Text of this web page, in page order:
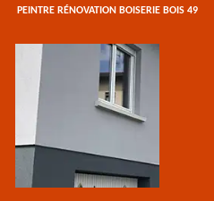
PEINTRE RÉNOVATION BOISERIE BOIS 49